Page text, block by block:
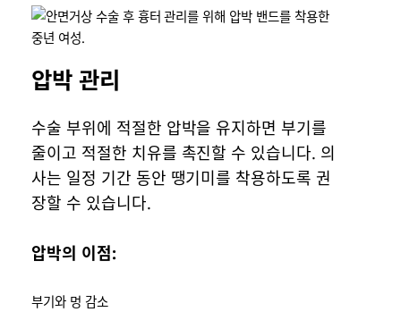
압박 관리
수술 부위에 적절한 압박을 유지하면 부기를
줄이고 적절한 치유를 촉진할 수 있습니다. 의
사는 일정 기간 동안 땡기미를 착용하도록 권
장할 수 있습니다.
압박의 이점:
부기와 멍 감소